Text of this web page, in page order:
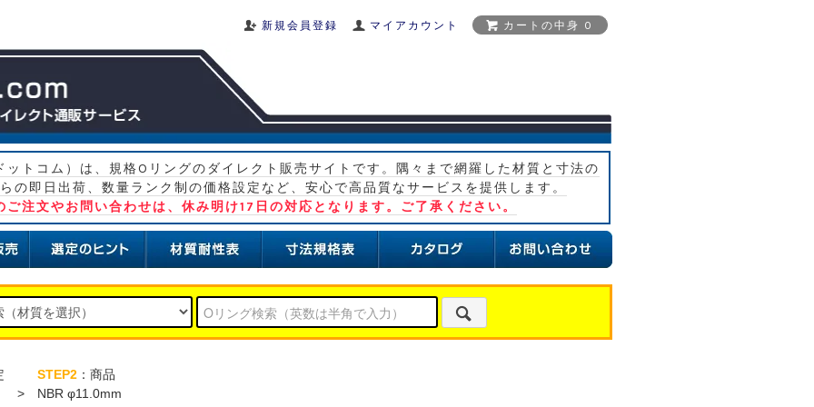
新規会員登録 マイアカウント カートの中身 0
トコム）は、規格Oリングのダイレクト販売サイトです。隅々まで網羅した材質と寸法の
の即日出荷、数量ランク制の価格設定など、安心で高品質なサービスを提供します。
注文やお問い合わせは、休み明け17日の対応となります。ご了承ください。
>
STEP2 ：商品
NBR φ11.0mm